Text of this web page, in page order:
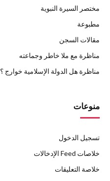
مختصر السيرة النبوية
مطبوعة
مقالات السجن
مناظرة مع ملا خاطر وجماعته
مناظرة هل الدولة الإسلامية خوارج ؟
منوعات
تسجيل الدخول
خلاصات Feed الإدخالات
خلاصة التعليقات